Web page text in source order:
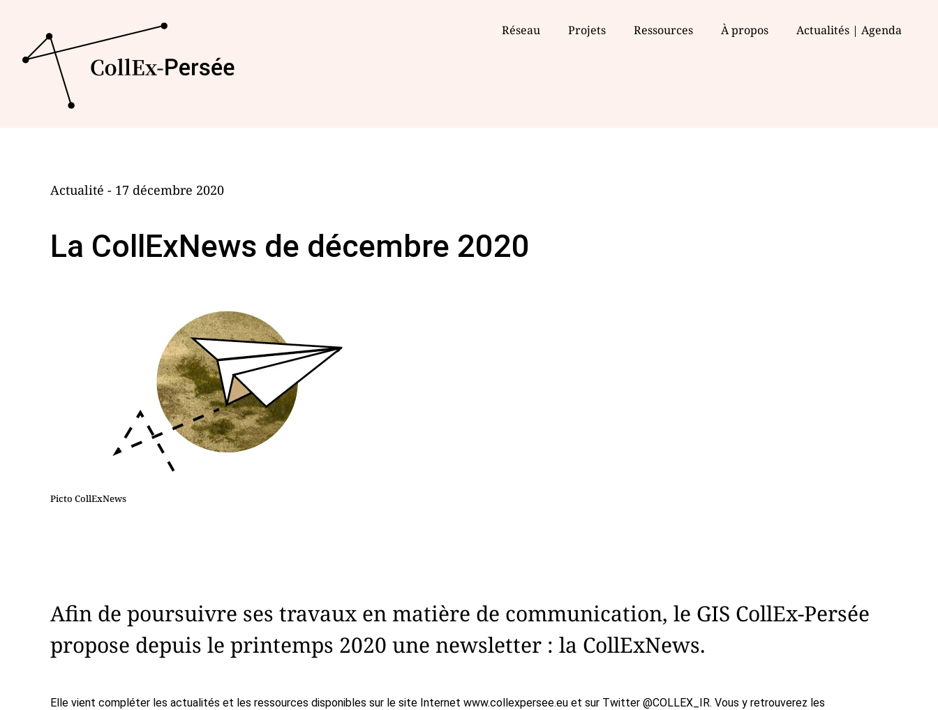
Réseau Projets Ressources À propos Actualités | Agenda
Actualité - 17 décembre 2020
La CollExNews de décembre 2020
Picto CollExNews
Afin de poursuivre ses travaux en matière de communication, le GIS CollEx-Persée
propose depuis le printemps 2020 une newsletter : la CollExNews.
Elle vient compléter les actualités et les ressources disponibles sur le site Internet www.collexpersee.eu et sur Twitter @COLLEX_IR. Vous y retrouverez les